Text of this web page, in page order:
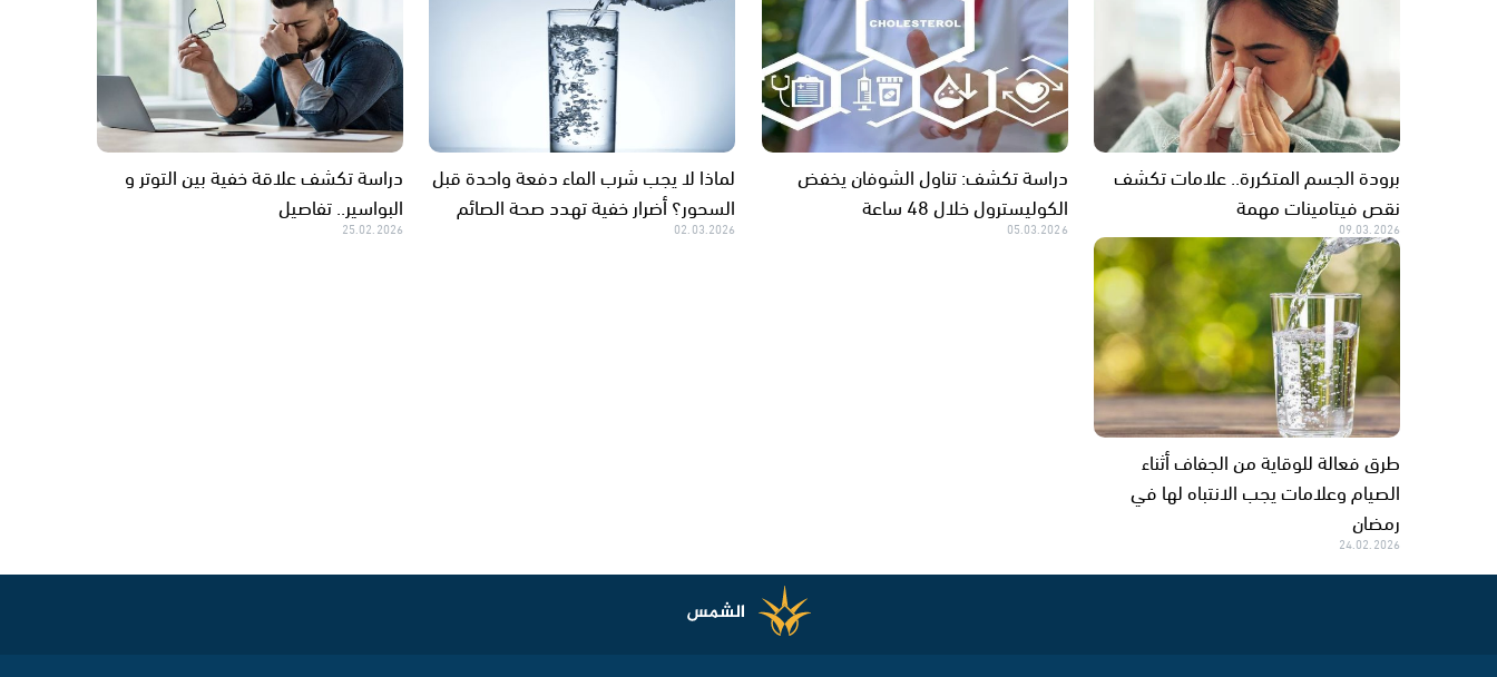
برودة الجسم المتكررة.. علامات تكشف
نقص فيتامينات مهمة
09.03.2026
دراسة تكشف: تناول الشوفان يخفض
الكوليسترول خلال 48 ساعة
05.03.2026
لماذا لا يجب شرب الماء دفعة واحدة قبل
السحور؟ أضرار خفية تهدد صحة الصائم
02.03.2026
دراسة تكشف علاقة خفية بين التوتر و
البواسير.. تفاصيل
25.02.2026
طرق فعالة للوقاية من الجفاف أثناء
الصيام وعلامات يجب الانتباه لها في
رمضان
24.02.2026